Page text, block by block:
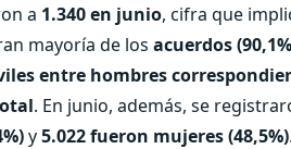
a 1.340 en junio, cifra que
mayoría de los acuerdos
entre hombres
. En junio, además, se
y5.022 fueron mujeres (48,5%)